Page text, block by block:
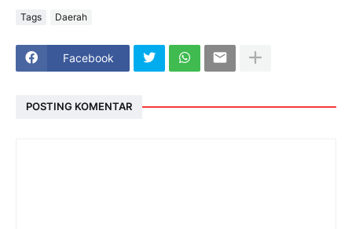
Tags Daerah
Facebook
POSTING KOMENTAR